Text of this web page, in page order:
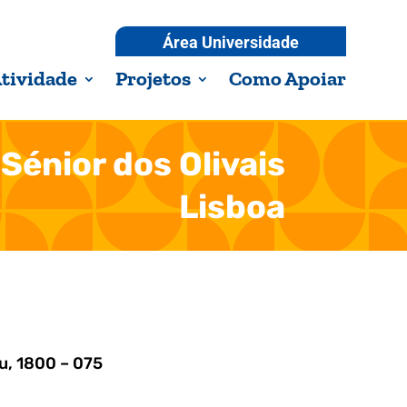
Área Universidade
Projetos Como Apoiar
dos Olivais
Lisboa
1800 – 075